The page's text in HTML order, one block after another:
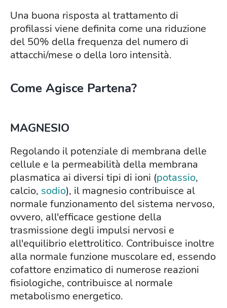
Una buona risposta al trattamento di
profilassi viene definita come una riduzione
del 50% della frequenza del numero di
attacchi/mese o della loro intensità.
Come Agisce Partena?
MAGNESIO
Regolando il potenziale di membrana delle
cellule e la permeabilità della membrana
plasmatica ai diversi tipi di ioni (potassio,
calcio, sodio), il magnesio contribuisce al
normale funzionamento del sistema nervoso,
ovvero, all'efficace gestione della
trasmissione degli impulsi nervosi e
all'equilibrio elettrolitico. Contribuisce inoltre
alla normale funzione muscolare ed, essendo
cofattore enzimatico di numerose reazioni
fisiologiche, contribuisce al normale
metabolismo energetico.